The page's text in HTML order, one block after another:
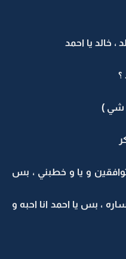
خالد يا احمد
؟
شي )
و يا و خطبني ، بس
، بس يا احمد انا احبه و